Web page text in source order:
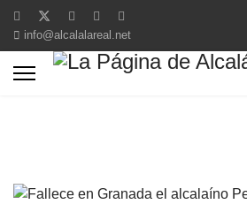
info@alcalalareal.net